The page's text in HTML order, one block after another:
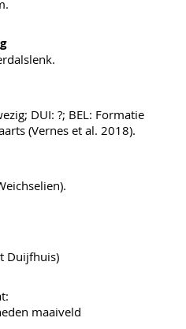
DUI: ?; BEL: Formatie
(Vernes et al. 2018).
Duijfhuis)
maaiveld